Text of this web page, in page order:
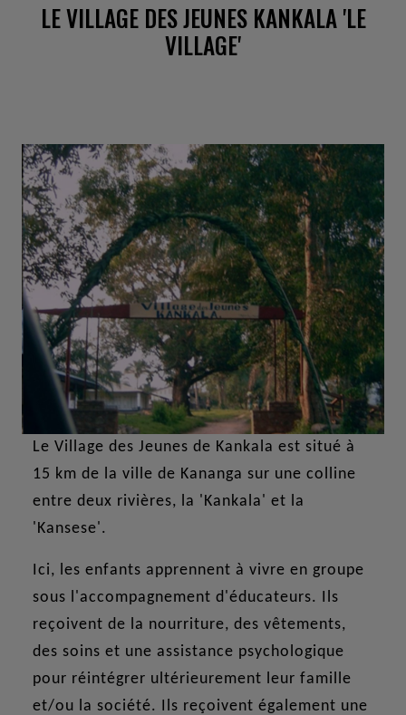
LE VILLAGE DES JEUNES KANKALA 'LE
VILLAGE'
Le Village des Jeunes de Kankala est situé à
15 km de la ville de Kananga sur une colline
entre deux rivières, la 'Kankala' et la
'Kansese'.
Ici, les enfants apprennent à vivre en groupe
sous l'accompagnement d'éducateurs. Ils
reçoivent de la nourriture, des vêtements,
des soins et une assistance psychologique
pour réintégrer ultérieurement leur famille
et/ou la société. Ils reçoivent également une